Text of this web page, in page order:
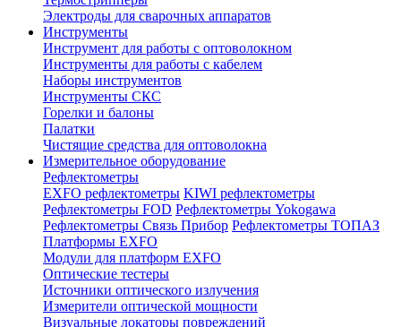
Электроды для сварочных аппаратов
Инструменты
Инструмент для работы с оптоволокном
Инструменты для работы с кабелем
Наборы инструментов
Инструменты СКС
Горелки и балоны
Палатки
Чистящие средства для оптоволокна
Измерительное оборудование
Рефлектометры
EXFO рефлектометры KIWI рефлектометры
Рефлектометры FOD Рефлектометры Yokogawa
Рефлектометры Связь Прибор Рефлектометры ТОПАЗ
Платформы EXFO
Модули для платформ EXFO
Оптические тестеры
Источники оптического излучения
Измерители оптической мощности
Визуальные локаторы повреждений